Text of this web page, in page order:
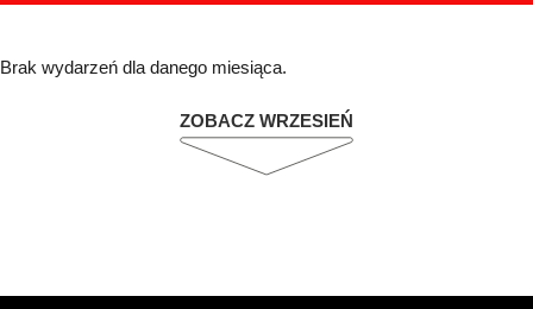
Brak wydarzeń dla danego miesiąca.
ZOBACZ WRZESIEŃ